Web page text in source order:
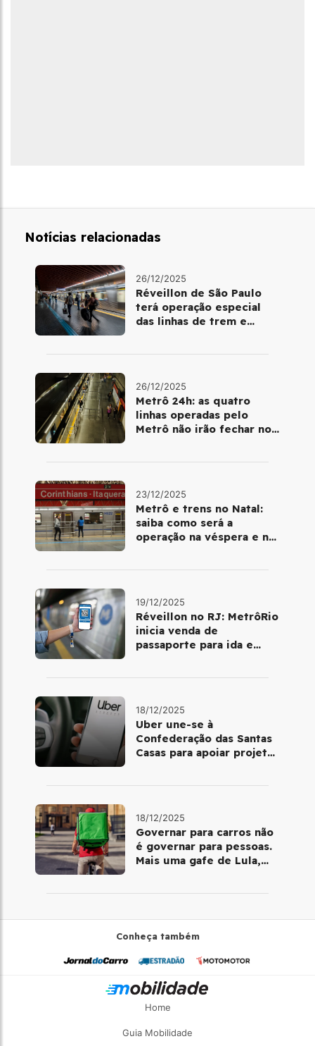
Notícias relacionadas
26/12/2025
Réveillon de São Paulo
terá operação especial
das linhas de trem e
26/12/2025
Metrô 24h: as quatro
linhas operadas pelo
Metrô não irão fechar no
23/12/2025
Metrô e trens no Natal:
saiba como será a
operação na véspera e no
19/12/2025
Réveillon no RJ: MetrôRio
inicia venda de
passaporte para ida e
18/12/2025
Uber une-se à
Confederação das Santas
Casas para apoiar projetos
18/12/2025
Governar para carros não
é governar para pessoas.
Mais uma gafe de Lula,
Conheça também
Home
Guia Mobilidade